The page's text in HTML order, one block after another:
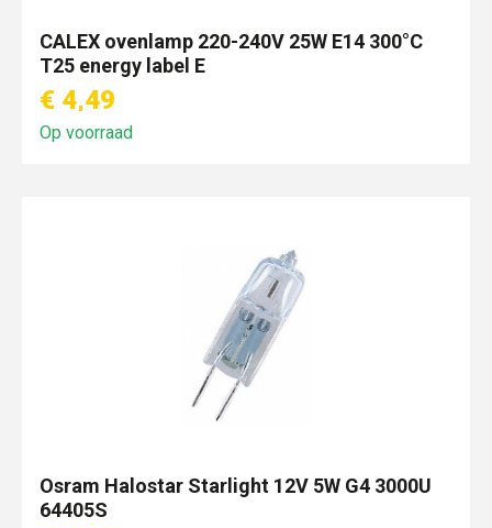
CALEX ovenlamp 220-240V 25W E14 300°C
T25 energy label E
€ 4,49
Op voorraad
Osram Halostar Starlight 12V 5W G4 3000U
64405S